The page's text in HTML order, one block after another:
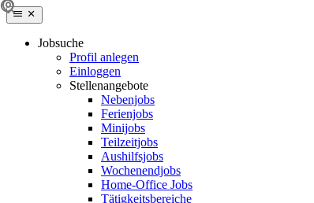
Jobsuche
Profil anlegen
Einloggen
Stellenangebote
Nebenjobs
Ferienjobs
Minijobs
Teilzeitjobs
Aushilfsjobs
Wochenendjobs
Home-Office Jobs
Tätigkeitsbereiche